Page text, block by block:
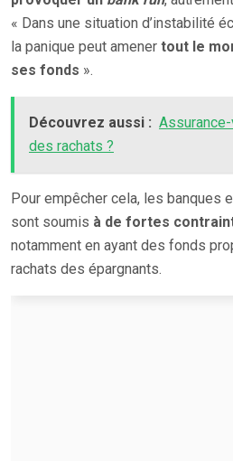
« Dans une situation d’instabilité
la panique peut amener tout le
ses fonds ».
Découvrez aussi :
des rachats ?
Pour empêcher cela, les banques
sont soumis à de fortes
notamment en ayant des fonds
rachats des épargnants.